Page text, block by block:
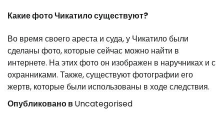
Какие фото Чикатило существуют?
Во время своего ареста и суда, у Чикатило были
сделаны фото, которые сейчас можно найти в
интернете. На этих фото он изображен в наручниках и с
охранниками. Также, существуют фотографии его
жертв, которые были использованы в ходе следствия.
Опубликовано вUncategorised